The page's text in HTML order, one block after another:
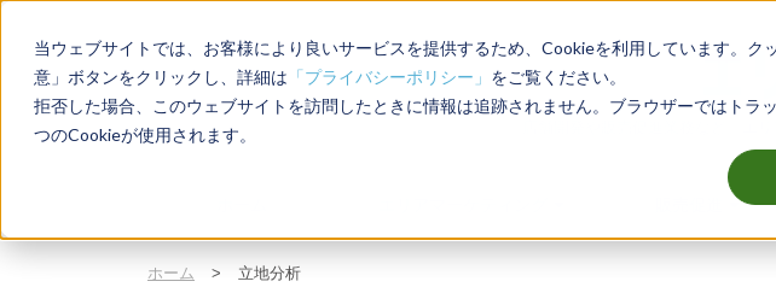
当ウェブサイトでは、お客様により良いサービスを提供するため、Cookieを利用しています。ク
意」ボタンをクリックし、詳細は 「プライバシーポリシー」 をご覧ください。
拒否した場合、このウェブサイトを訪問したときに情報は追跡されません。ブラウザーではトラ
つのCookieが使用されます。
ホーム > 立地分析